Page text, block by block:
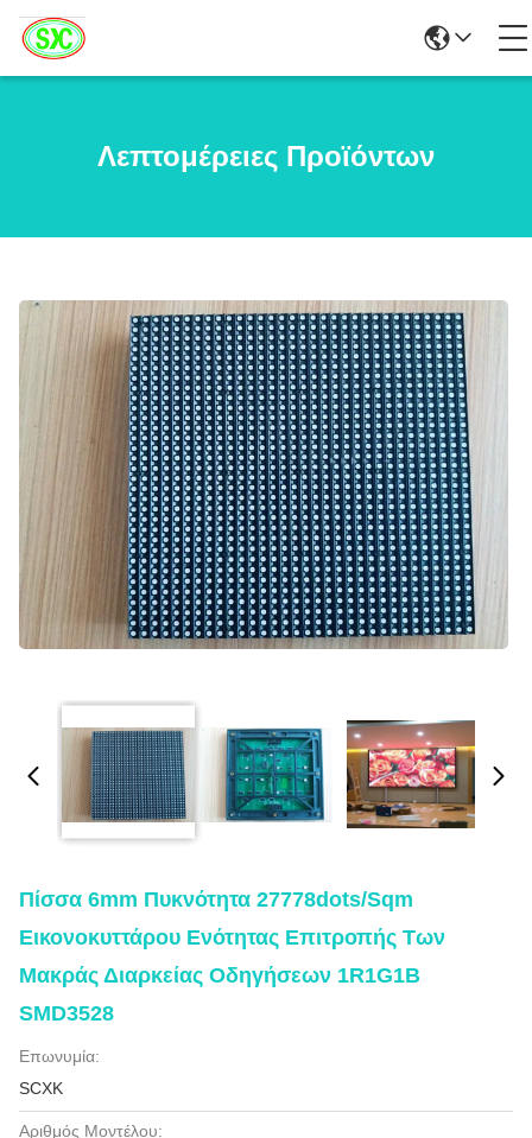
Λεπτομέρειες Προϊόντων
Πίσσα 6mm Πυκνότητα 27778dots/sqm
Εικονοκυττάρου Ενότητας Επιτροπής Των
Μακράς Διαρκείας Οδηγήσεων 1R1G1B
SMD3528
Επωνυμία:
SCXK
Αριθμός Μοντέλου: